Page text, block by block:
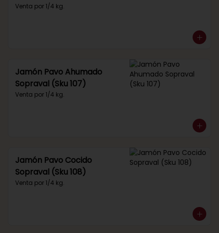
Venta por 1/4 kg.
Jamón Pavo Ahumado
Sopraval (Sku 107)
Venta por 1/4 kg.
Jamón Pavo Cocido
Sopraval (Sku 108)
Venta por 1/4 kg.